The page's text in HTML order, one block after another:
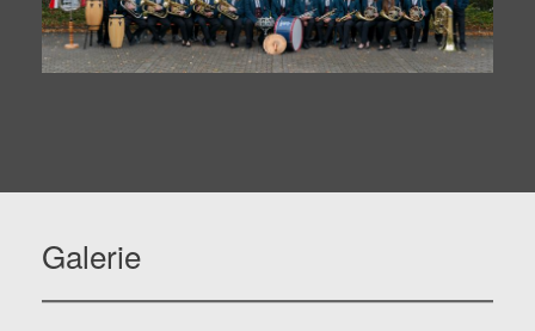
Galerie